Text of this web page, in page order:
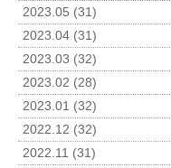
2023.05 (31)
2023.04 (31)
2023.03 (32)
2023.02 (28)
2023.01 (32)
2022.12 (32)
2022.11 (31)